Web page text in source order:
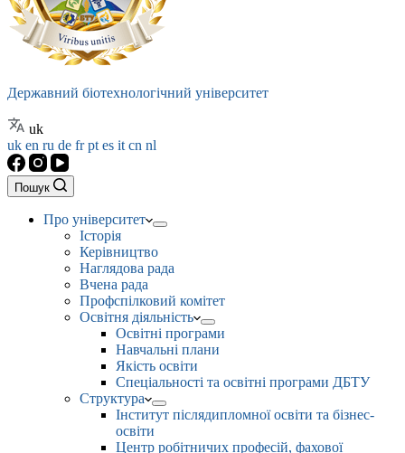
Державний біотехнологічний університет
uk
uk en ru de frpt es it cn nl
Пошук
Про університет
Історія
Керівництво
Наглядова рада
Вчена рада
Профспілковий комітет
Освітня діяльність
Освітні програми
Навчальні плани
Якість освіти
Спеціальності та освітні програми ДБТУ
Структура
Інститут післядипломної освіти та бізнес-
освіти
Центр робітничих професій, фахової